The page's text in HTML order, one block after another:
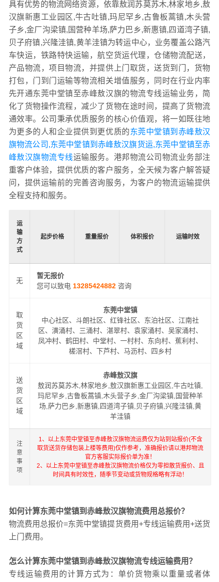
具有优势的物流网络资源，依靠敖润苏莫苏木,林家地乡,敖
汉旗新惠工业园区,牛古吐镇,玛尼罕乡,古鲁板蒿镇,木头营
子乡,金厂沟梁镇,国营种羊场,萨力巴乡,新惠镇,四道湾子镇,
贝子府镇,兴隆洼镇,黄羊洼镇为转运中心，业务覆盖公路汽
车快运，铁路特快运输，航空货运代理，仓储物流配送，
产品物流，项目物流，并提供上门取货，送货到门，货物
打包，门到门运输等物流相关增值服务，同时在行业内率
先开通东莞中堂镇至赤峰敖汉旗的物流专线运输业务，简
化了货物操作流程，减少了货物在途时间，提高了货物流
通效率。公司秉承优质服务的核心价值观，将一如既往地
为更多的人和企业提供到更优质的东莞中堂镇到赤峰敖汉
旗物流公司,东莞中堂镇到赤峰敖汉旗货运,东莞中堂镇至赤
峰敖汉旗物流专线运输服务。港邦物流公司物流业务部注
重客户体验，提供优质的客户服务，全天候为客户解答疑
问，提供运输前的完善咨询服务，为客户的物流运输提供
全程支持和服务。
运
输
方
式
起步价格 重量报价 体积报价 运输时效
无
暂无报价
您可以致电 13285424882 咨询
取
货
区
域
东莞中堂镇
中心社区、斗朗社区、红锋社区、东泊社区、江南社
区、潢涌村、三涌村、湛翠村、袁家涌村、吴家涌村、
凤冲村、鹤田村、中堂村、一村村、东向村、蕉利村、
槎滘村、下芦村、马沥村、四乡村
送
货
区
域
赤峰敖汉旗
敖润苏莫苏木,林家地乡,敖汉旗新惠工业园区,牛古吐镇,
玛尼罕乡,古鲁板蒿镇,木头营子乡,金厂沟梁镇,国营种羊
场,萨力巴乡,新惠镇,四道湾子镇,贝子府镇,兴隆洼镇,黄
羊洼镇
注
意
事
项
1、以上东莞中堂镇至赤峰敖汉旗物流运费仅为站到站报价(不含
取货送货存储包装上楼等费用)仅作参考，准确报价请以港邦物流
官方客服实际报价单为准！
2、以上东莞中堂镇至赤峰敖汉旗物流价格仅为零担散货报价、且
时间具有时效性，随季节变动或货物规格略有浮动！
如何计算东莞中堂镇到赤峰敖汉旗物流费用总报价？
物流费用总报价=东莞中堂镇提货费用+专线运输费用+送货
上门费用。
怎么计算东莞中堂镇到赤峰敖汉旗物流专线运输费用？
专线运输费用的计算方式为：单价货物乘以重量或者体